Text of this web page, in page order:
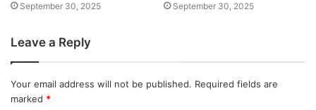
September 30, 2025 September 30, 2025
Leave a Reply
Your email address will not be published. Required fields are
marked *